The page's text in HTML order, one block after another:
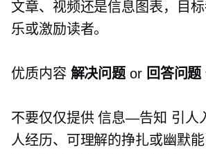
文章、视频还是信息图表，目
乐或激励读者。
优质内容 解决问题 or 回答问题
不要仅仅提供信息—告知 引人
人经历、可理解的挣扎或幽默